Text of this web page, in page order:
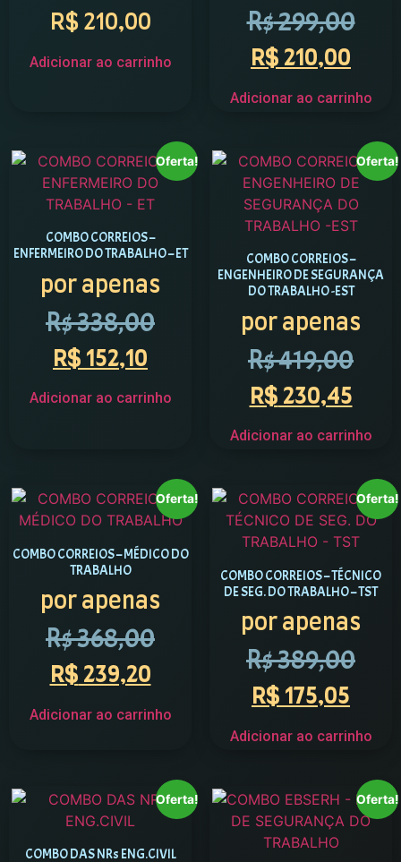
R$ 210,00
Adicionar ao carrinho
R$299,00
R$ 210,00
Adicionar ao carrinho
Oferta!
COMBO CORREIOS –
ENFERMEIRO DO TRABALHO – ET
por apenas
R$338,00
R$ 152,10
Adicionar ao carrinho
Oferta!
COMBO CORREIOS –
ENGENHEIRO DE SEGURANÇA
DO TRABALHO -EST
por apenas
R$419,00
R$ 230,45
Adicionar ao carrinho
Oferta!
COMBO CORREIOS – MÉDICO DO
TRABALHO
por apenas
R$368,00
R$ 239,20
Adicionar ao carrinho
Oferta!
COMBO CORREIOS – TÉCNICO
DE SEG. DO TRABALHO – TST
por apenas
R$389,00
R$ 175,05
Adicionar ao carrinho
Oferta!
COMBO DAS NRs ENG.CIVIL
Oferta!